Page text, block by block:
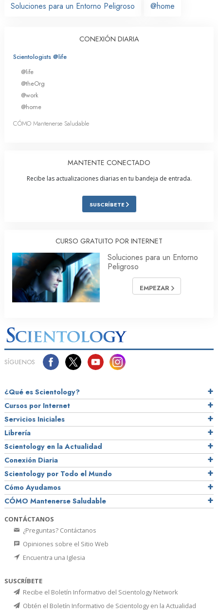
Soluciones para un Entorno Peligroso @home
CONEXIÓN DIARIA
Scientologists @life
@life
@theOrg
@work
@home
CÓMO Mantenerse Saludable
MANTENTE CONECTADO
Recibe las actualizaciones diarias en tu bandeja de entrada.
SUSCRÍBETE
CURSO GRATUITO POR INTERNET
Soluciones para un Entorno
Peligroso
EMPEZAR
SÍGUENOS
¿Qué es Scientology?
Cursos por Internet
Servicios Iniciales
Librería
Scientology en la Actualidad
Conexión Diaria
Scientology por Todo el Mundo
Cómo Ayudamos
CÓMO Mantenerse Saludable
CONTÁCTANOS
¿Preguntas? Contáctanos
Opiniones sobre el Sitio Web
Encuentra una Iglesia
SUSCRÍBETE
Recibe el Boletín Informativo del Scientology Network
Obtén el Boletín Informativo de Scientology en la Actualidad